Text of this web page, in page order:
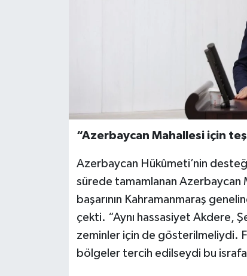
“Azerbaycan Mahallesi için
Azerbaycan Hükûmeti’nin
sürede tamamlanan Azerbaycan
başarının Kahramanmaraş
çekti. “Aynı hassasiyet Akdere,
zeminler için de gösterilmeliydi.
bölgeler tercih edilseydi bu